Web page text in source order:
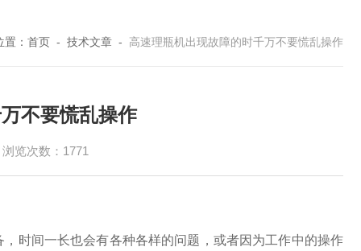
： 首页 - 技术文章 - 高速理瓶机出现故障的时千万不要慌乱操作
不要慌乱操作
浏览次数：1771
间一长也会有各种各样的问题，或者因为工作中的操作